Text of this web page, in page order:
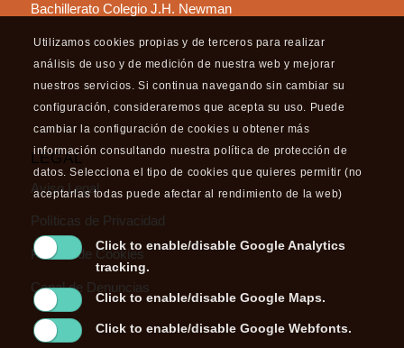
Bachillerato Colegio J.H. Newman
LEGAL
Aviso Legal
Políticas de Privacidad
Política de Cookies
Canal de Denuncias
Utilizamos cookies propias y de terceros para realizar
análisis de uso y de medición de nuestra web y mejorar
nuestros servicios. Si continua navegando sin cambiar su
configuración, consideraremos que acepta su uso. Puede
cambiar la configuración de cookies u obtener más
información consultando nuestra política de protección de
datos. Selecciona el tipo de cookies que quieres permitir (no
aceptarlas todas puede afectar al rendimiento de la web)
Click to enable/disable Google Analytics
tracking.
Click to enable/disable Google Maps.
Click to enable/disable Google Webfonts.